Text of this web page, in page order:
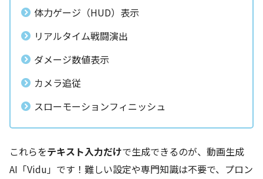
体力ゲージ（HUD）表示
リアルタイム戦闘演出
ダメージ数値表示
カメラ追従
スローモーションフィニッシュ
これらをテキスト入力だけで生成できるのが、動画生成
AI「Vidu」です！難しい設定や専門知識は不要で、プロン